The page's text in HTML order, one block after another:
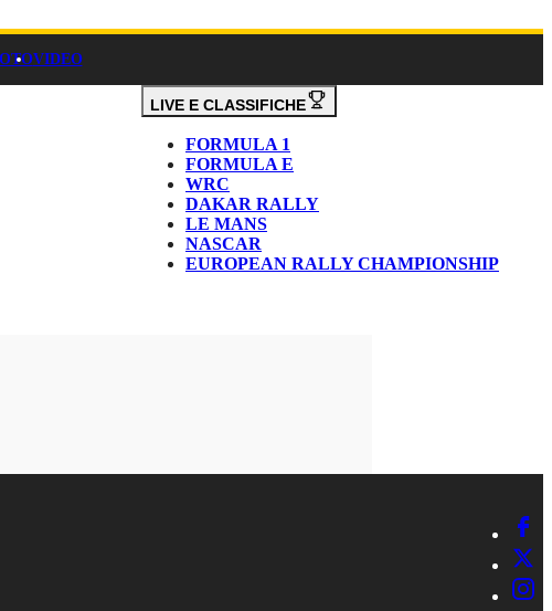
VIDEO
LIVE E CLASSIFICHE
FORMULA 1
FORMULA E
WRC
DAKAR RALLY
LE MANS
NASCAR
EUROPEAN RALLY CHAMPIONSHIP